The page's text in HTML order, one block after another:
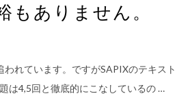
もありません。
れています。ですがSAPIXのテキスト
は4,5回と徹底的にこなしているの …